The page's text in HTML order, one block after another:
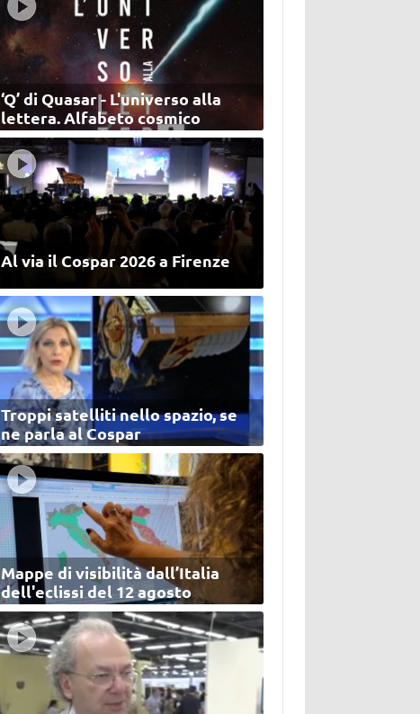
‘Q’ di Quasar - L'universo alla
lettera. Alfabeto cosmico
Al via il Cospar 2026 a Firenze
Troppi satelliti nello spazio, se
ne parla al Cospar
Mappe di visibilità dall’Italia
dell'eclissi del 12 agosto